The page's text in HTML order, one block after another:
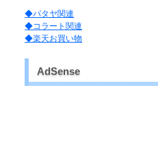
◆パタヤ関連
◆コラート関連
◆楽天お買い物
AdSense